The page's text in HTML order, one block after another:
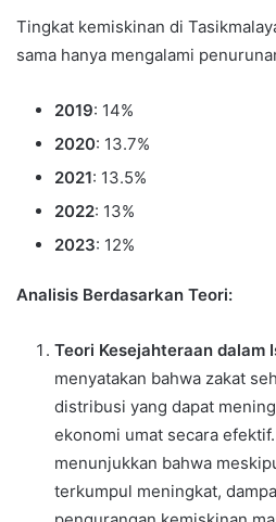
Tingkat kemiskinan di
sama hanya mengalami
2019: 14%
2020: 13.7%
2021: 13.5%
2022: 13%
2023: 12%
Analisis Berdasarkan Teori:
Teori Kesejahteraan dalam
menyatakan bahwa zakat
distribusi yang dapat
ekonomi umat secara
menunjukkan bahwa
terkumpul meningkat,